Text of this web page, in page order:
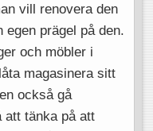
vill renovera den
prägel på den.
och möbler i
magasinera sitt
också gå
att tänka på att